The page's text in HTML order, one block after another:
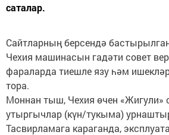
саталар.
Сайтларның берсендә
Чехия машинасын гадәти совет
фараларда тиешле язу һәм
тора.
Моннан тыш, Чехия өчен «Жигули»
утыргычлар (күн/тукыма)
Тасвирламага караганда,